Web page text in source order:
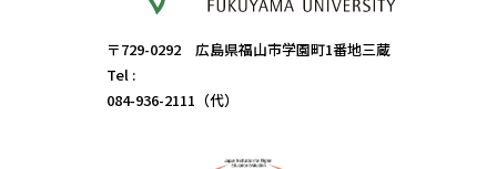
〒729-0292 広島県福山市学園町1番地三蔵
Tel :
084-936-2111（代）